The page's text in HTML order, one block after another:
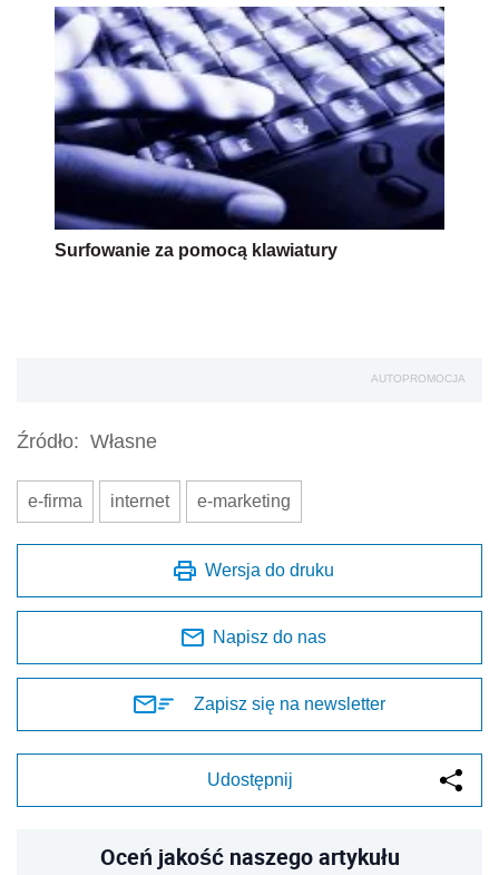
Surfowanie za pomocą klawiatury
AUTOPROMOCJA
Źródło: Własne
e-firma internet e-marketing
Wersja do druku
Napisz do nas
Zapisz się na newsletter
Udostępnij
Oceń jakość naszego artykułu